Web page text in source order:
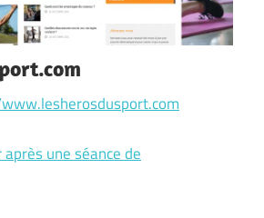
une séance de